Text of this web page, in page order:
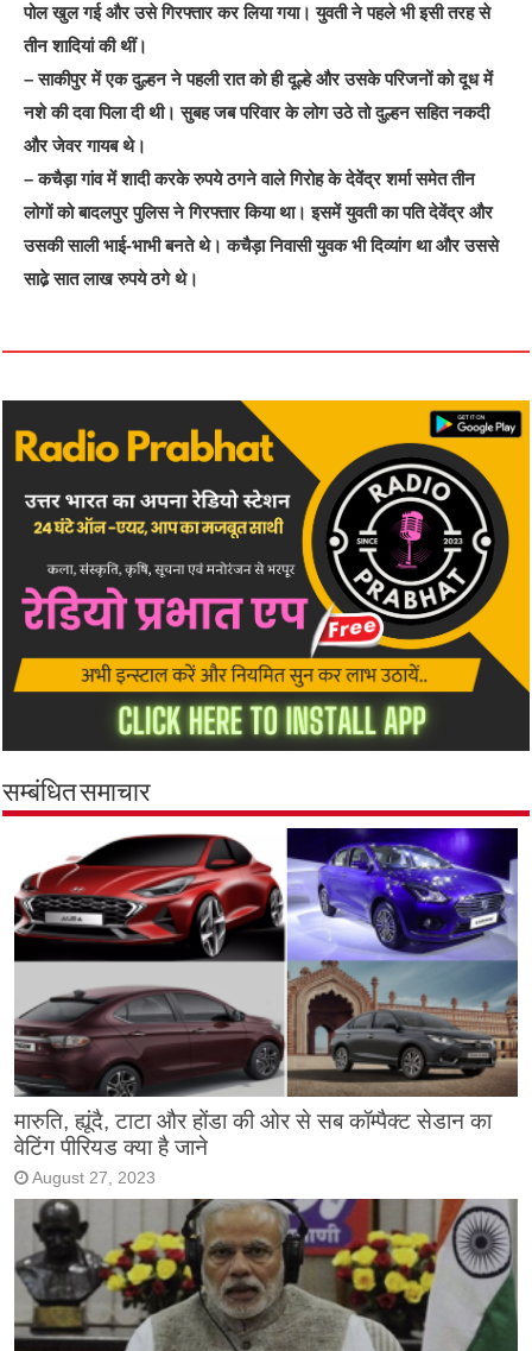
पोल खुल गई और उसे गिरफ्तार कर लिया गया। युवती ने पहले भी इसी तरह से
तीन शादियां की थीं।
– साकीपुर में एक दुल्हन ने पहली रात को ही दूल्हे और उसके परिजनों को दूध में
नशे की दवा पिला दी थी। सुबह जब परिवार के लोग उठे तो दुल्हन सहित नकदी
और जेवर गायब थे।
– कचैड़ा गांव में शादी करके रुपये ठगने वाले गिरोह के देवेंद्र शर्मा समेत तीन
लोगों को बादलपुर पुलिस ने गिरफ्तार किया था। इसमें युवती का पति देवेंद्र और
उसकी साली भाई-भाभी बनते थे। कचैड़ा निवासी युवक भी दिव्यांग था और उससे
साढे़ सात लाख रुपये ठगे थे।
सम्बंधित समाचार
मारुति, ह्यूंदै, टाटा और होंडा की ओर से सब कॉम्पैक्ट सेडान का
वेटिंग पीरियड क्या है जाने
August 27, 2023